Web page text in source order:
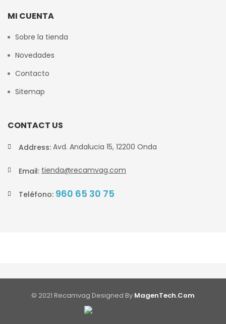
MI CUENTA
Sobre la tienda
Novedades
Contacto
Sitemap
CONTACT US
Address: Avd. Andalucia 15, 12200 Onda
Email: tienda@recamvag.com
Teléfono: 960 65 30 75
© 2021 Recamvag Designed By MagenTech.Com